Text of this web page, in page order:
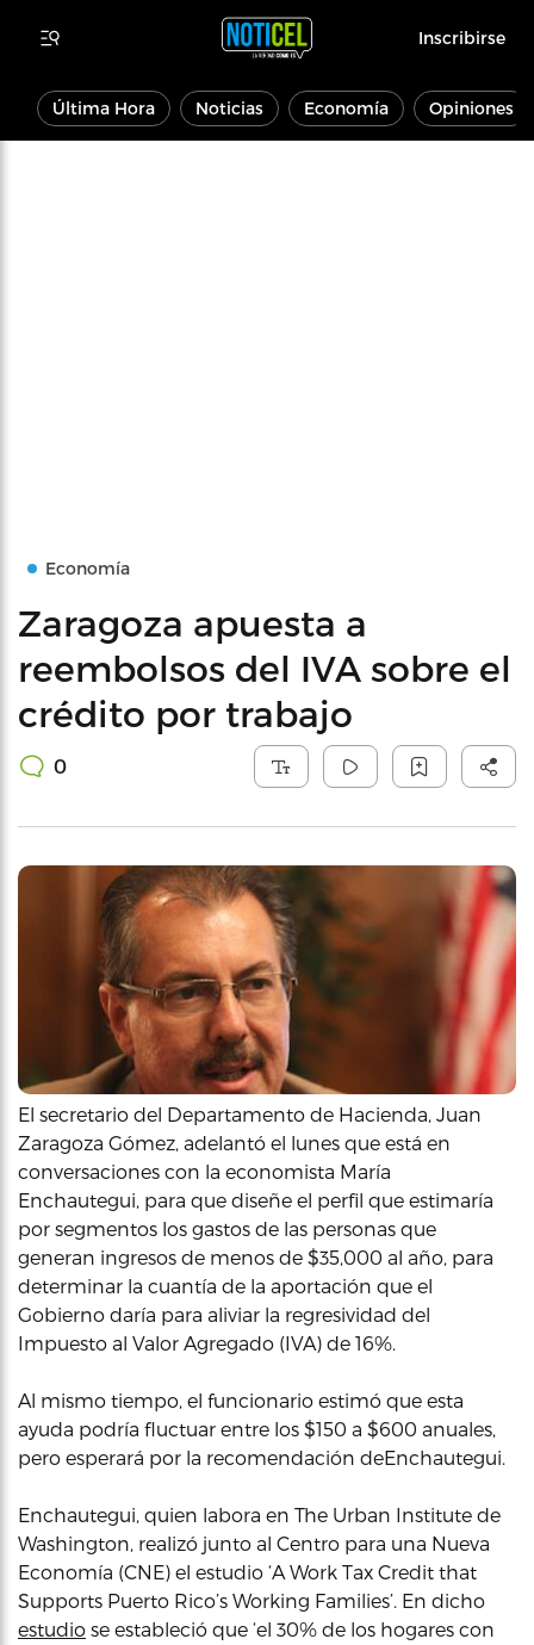
Inscribirse
Última Hora Noticias Economía Opiniones
Economía
Zaragoza apuesta a
reembolsos del IVA sobre el
crédito por trabajo
0
El secretario del Departamento de Hacienda, Juan
Zaragoza Gómez, adelantó el lunes que está en
conversaciones con la economista María
Enchautegui, para que diseñe el perfil que estimaría
por segmentos los gastos de las personas que
generan ingresos de menos de $35,000 al año, para
determinar la cuantía de la aportación que el
Gobierno daría para aliviar la regresividad del
Impuesto al Valor Agregado (IVA) de 16%.
Al mismo tiempo, el funcionario estimó que esta
ayuda podría fluctuar entre los $150 a $600 anuales,
pero esperará por la recomendación deEnchautegui.
Enchautegui, quien labora en The Urban Institute de
Washington, realizó junto al Centro para una Nueva
Economía (CNE) el estudio ‘A Work Tax Credit that
Supports Puerto Rico’s Working Families’. En dicho
estudio se estableció que ‘el 30% de los hogares con